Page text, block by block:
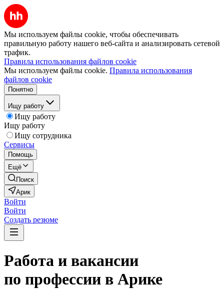
Мы используем файлы cookie, чтобы обеспечивать
правильную работу нашего веб-сайта и анализировать сетевой
трафик.
Правила использования файлов cookie
Мы используем файлы cookie. Правила использования
файлов cookie
Понятно
Ищу работу
Ищу работу
Ищу работу
Ищу сотрудника
Сервисы
Помощь
Ещё
Поиск
Арик
Войти
Войти
Создать резюме
Работа и вакансии
по профессии в Арике